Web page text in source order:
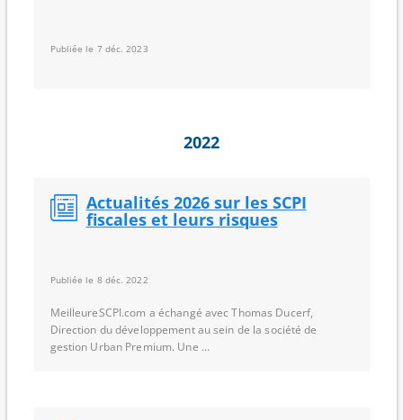
Publiée le 7 déc. 2023
2022
Actualités 2026 sur les SCPI
fiscales et leurs risques
Publiée le 8 déc. 2022
MeilleureSCPI.com a échangé avec Thomas Ducerf,
Direction du développement au sein de la société de
gestion Urban Premium. Une ...